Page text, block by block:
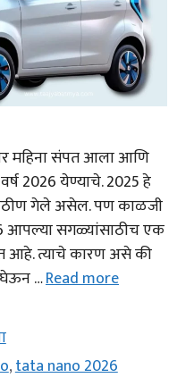
महिना संपत आला आणि
2026 येण्याचे. 2025 हे
गेले असेल. पण काळजी
आपल्या सगळ्यांसाठीच एक
आहे. त्याचे कारण असे की
…Read more
,tata nano 2026